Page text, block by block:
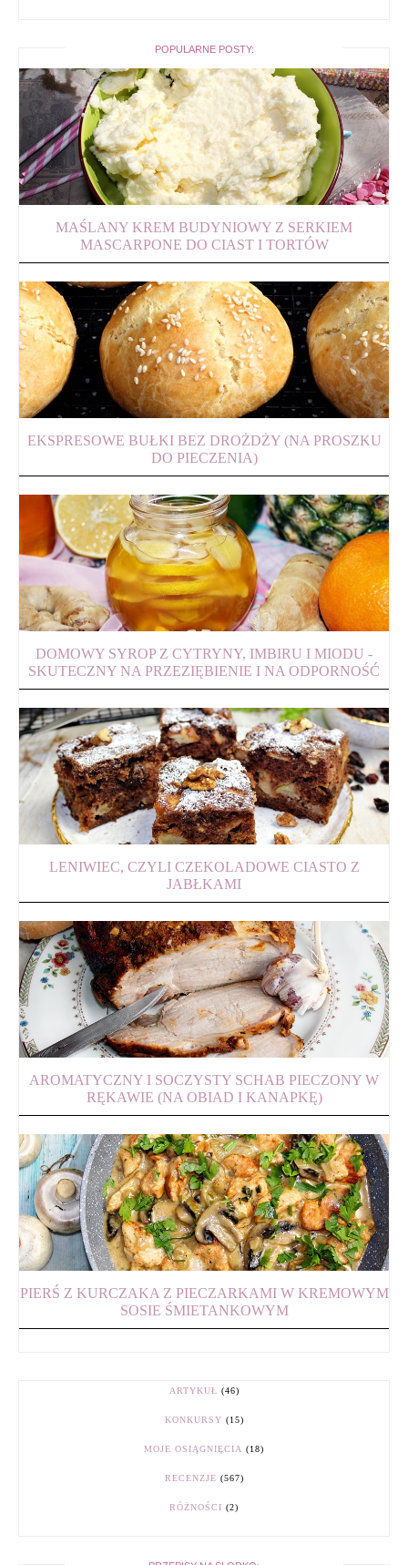
POPULARNE POSTY:
MAŚLANY KREM BUDYNIOWY Z SERKIEM
MASCARPONE DO CIAST I TORTÓW
EKSPRESOWE BUŁKI BEZ DROŻDŻY (NA PROSZKU
DO PIECZENIA)
DOMOWY SYROP Z CYTRYNY, IMBIRU I MIODU -
SKUTECZNY NA PRZEZIĘBIENIE I NA ODPORNOŚĆ
LENIWIEC, CZYLI CZEKOLADOWE CIASTO Z
JABŁKAMI
AROMATYCZNY I SOCZYSTY SCHAB PIECZONY W
RĘKAWIE (NA OBIAD I KANAPKĘ)
PIERŚ Z KURCZAKA Z PIECZARKAMI W KREMOWYM
SOSIE ŚMIETANKOWYM
ARTYKUŁ (46)
KONKURSY (15)
MOJE OSIĄGNIĘCIA (18)
RECENZJE (567)
RÓŻNOŚCI (2)